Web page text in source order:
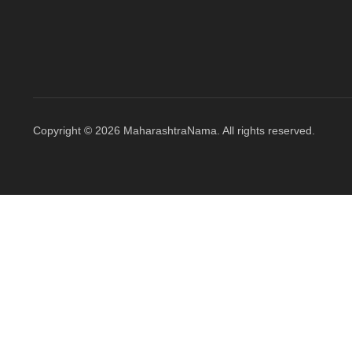
Copyright © 2026 MaharashtraNama. All rights reserved.